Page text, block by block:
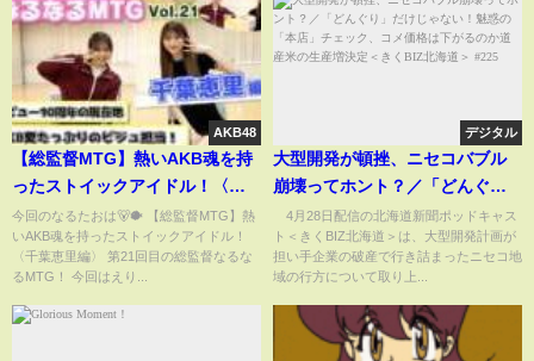
AKB48
【総監督MTG】熱いAKB魂を持
ったストイックアイドル！〈千
葉恵里編〉
今回のなるたおは🐻🐡 【総監督MTG】熱
いAKB魂を持ったストイックアイドル！
〈千葉恵里編〉 第21回目の総監督なるな
るMTG！ 今回はえり...
デジタル
大型開発が頓挫、ニセコバブル
崩壊ってホント？／「どんぐ
り」だけじゃない！魅惑の「本
店」チェック、コメ価格は下が
るのか道産米の生産増決定＜き
4月28日配信の北海道新聞ポッドキャス
ト＜きくBIZ北海道＞は、大型開発計画が
担い手企業の破産で行き詰まったニセコ地
域の行方について取り上...